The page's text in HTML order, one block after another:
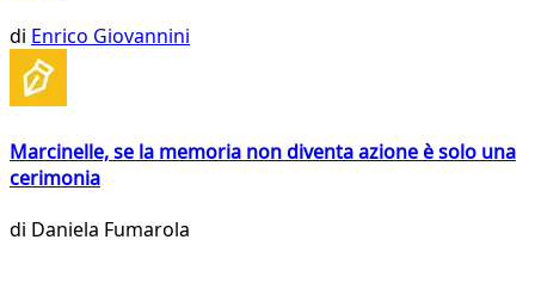
di Enrico Giovannini
Marcinelle, se la memoria non diventa azione è solo una
cerimonia
di Daniela Fumarola